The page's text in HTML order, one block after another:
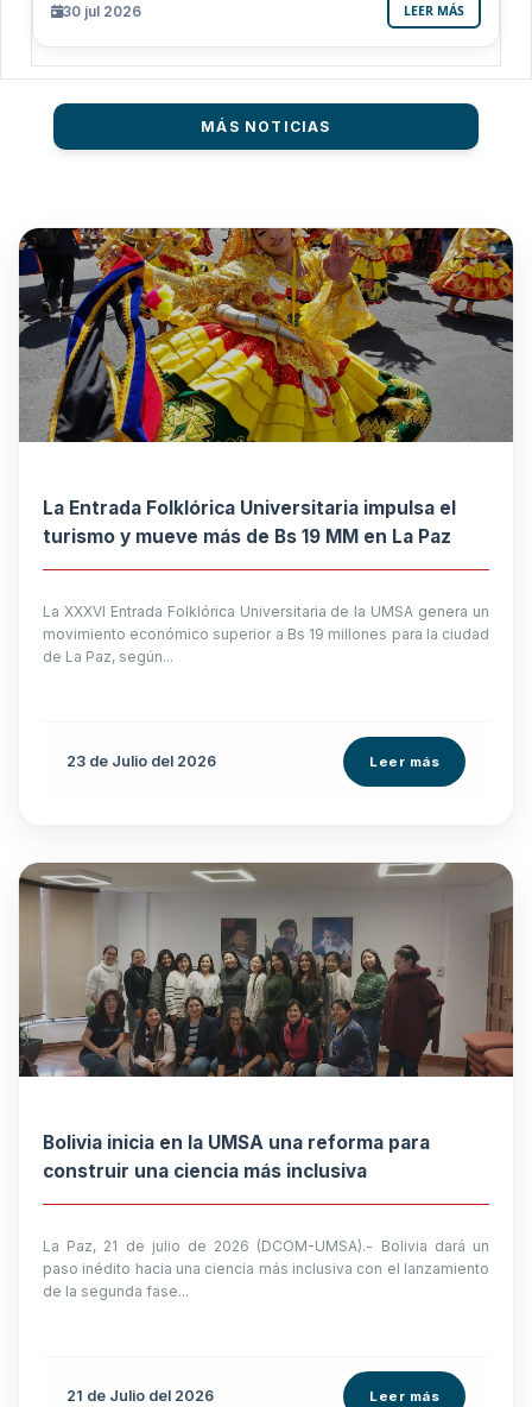
30 jul 2026 LEER MÁS
MÁS NOTICIAS
La Entrada Folklórica Universitaria impulsa el
turismo y mueve más de Bs 19 MM en La Paz
La XXXVI Entrada Folklórica Universitaria de la UMSA genera un
movimiento económico superior a Bs 19 millones para la ciudad
de La Paz, según...
23 de Julio del 2026 Leer más
Bolivia inicia en la UMSA una reforma para
construir una ciencia más inclusiva
La Paz, 21 de julio de 2026 (DCOM-UMSA).- Bolivia dará un
paso inédito hacia una ciencia más inclusiva con el lanzamiento
de la segunda fase...
21 de Julio del 2026 Leer más